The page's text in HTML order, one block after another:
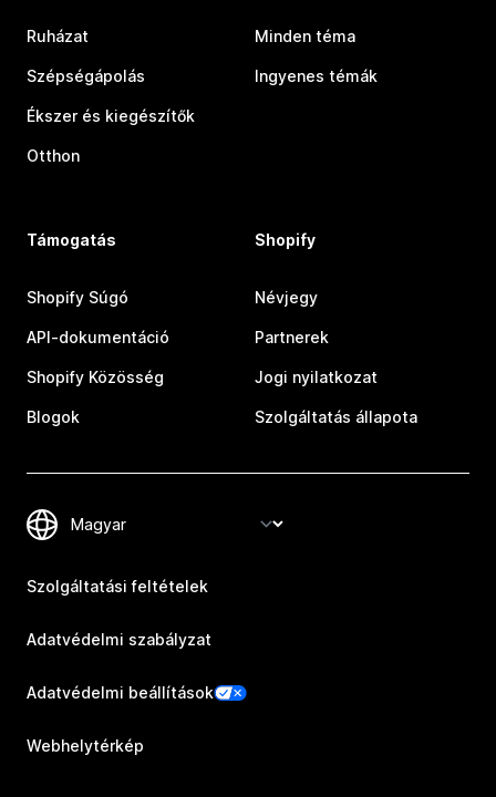
Ruházat
Szépségápolás
Ékszer és kiegészítők
Otthon
Minden téma
Ingyenes témák
Támogatás
Shopify Súgó
API-dokumentáció
Shopify Közösség
Blogok
Shopify
Névjegy
Partnerek
Jogi nyilatkozat
Szolgáltatás állapota
Szolgáltatási feltételek
Adatvédelmi szabályzat
Adatvédelmi beállítások
Webhelytérkép